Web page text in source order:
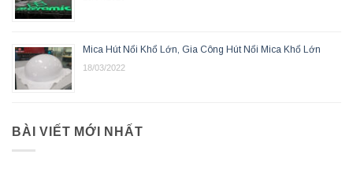
Mica Hút Nổi Khổ Lớn, Gia Công Hút Nổi Mica Khổ Lớn
18/03/2022
BÀI VIẾT MỚI NHẤT